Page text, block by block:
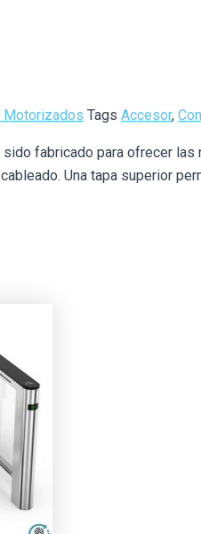
Tags Accesor,
sido fabricado para ofrecer
Una tapa superior